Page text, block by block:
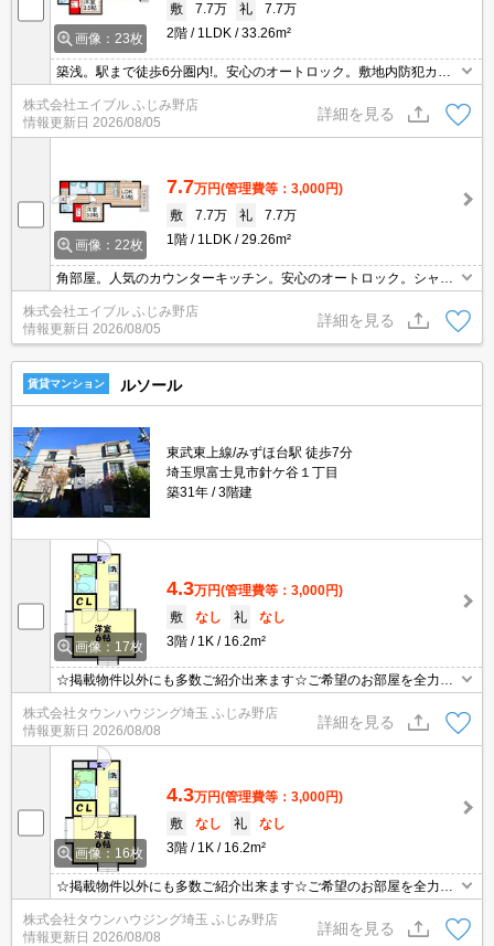
画像：23枚
敷
7.7万 礼
7.7万
2階
1LDK 33.26m²
築浅。駅まで徒歩6分圏内!。安心のオートロック。敷地内防犯カメ
ラ設置。宅配ボックスあり。人気のカウンターキッチン。TVモニタ
ー付インターホン。防犯シャッター。浴室換気乾燥式。室内物干し
あり。
株式会社エイブル ふじみ野店
情報更新日 2026/08/05
詳細を見る
画像：22枚
7.7万円(管理費等：3,000円)
敷
7.7万 礼
7.7万
1階
1LDK 29.26m²
角部屋。人気のカウンターキッチン。安心のオートロック。シャワ
ー付独立洗面台。温水洗浄便座付き。TVインターホン付き。追い焚
き機能付きバス。浴室乾燥機付。仲介手数料家賃の55%。
株式会社エイブル ふじみ野店
情報更新日 2026/08/05
詳細を見る
賃貸マンション ルソール
東武東上線/みずほ台駅 徒歩7分
埼玉県富士見市針ケ谷１丁目
築31年
3階建
画像：17枚
4.3万円(管理費等：3,000円)
敷
なし 礼
なし
3階
1K 16.2m²
☆掲載物件以外にも多数ご紹介出来ます☆ご希望のお部屋を全力で
お探しさせて頂きます♪
株式会社タウンハウジング埼玉 ふじみ野店
情報更新日 2026/08/08
詳細を見る
画像：16枚
4.3万円(管理費等：3,000円)
敷
なし 礼
なし
3階
1K 16.2m²
☆掲載物件以外にも多数ご紹介出来ます☆ご希望のお部屋を全力で
お探しさせて頂きます♪
株式会社タウンハウジング埼玉 ふじみ野店
情報更新日 2026/08/08
詳細を見る